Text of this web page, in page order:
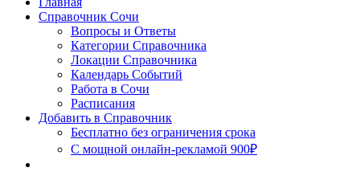
Сочи
Справочник Сочи
Вопросы и Ответы
Категории Справочника
Локации Справочника
Календарь Событий
Работа в Сочи
Расписания
Добавить в Справочник
Бесплатно без ограничения срока
С мощной онлайн-рекламой 900₽